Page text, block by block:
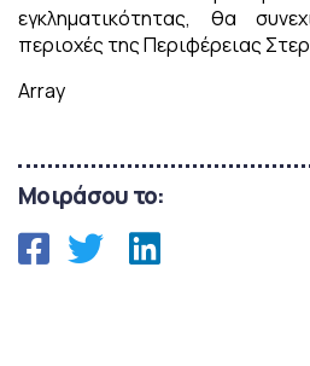
εγκληματικότητας, θα
περιοχές της Περιφέρειας
Array
Μοιράσου το: